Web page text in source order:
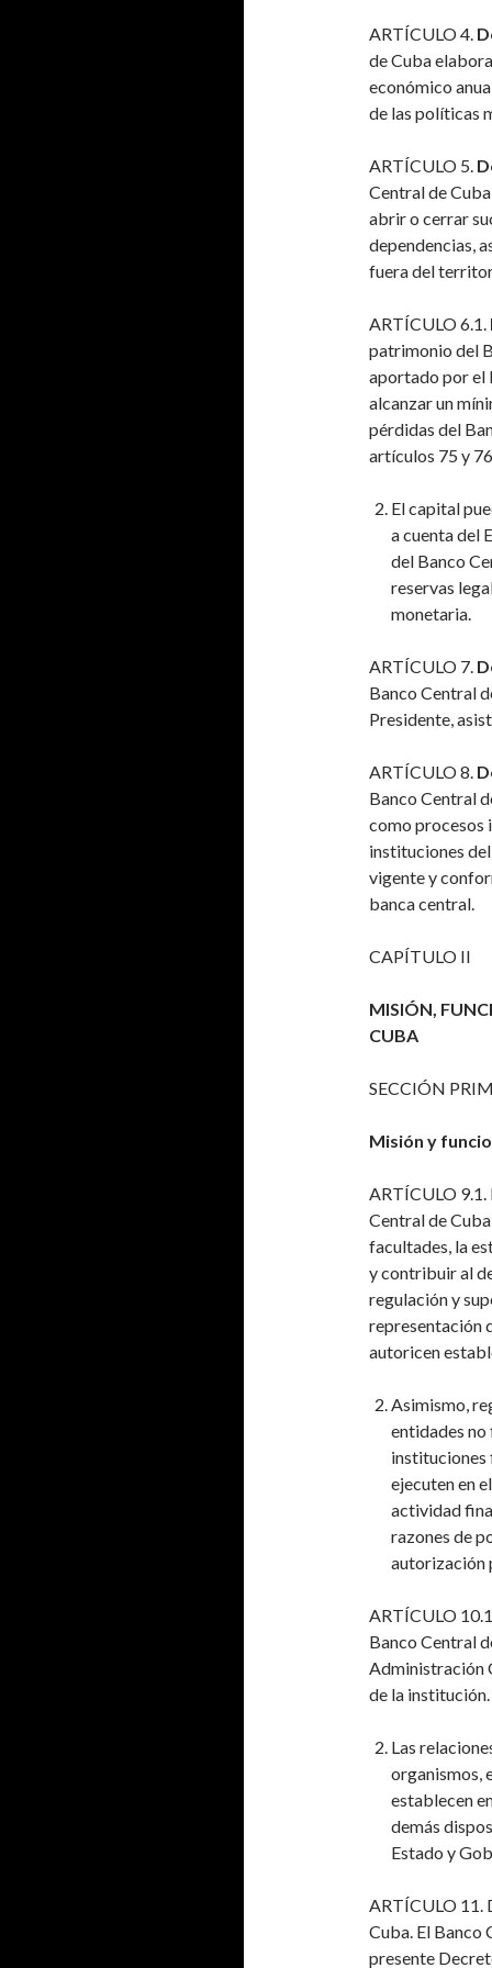
ARTÍCULO 4.
de Cuba
económico
de las políticas
ARTÍCULO 5.
Central de
abrir o cerrar
dependencias,
fuera del
ARTÍCULO 6.1.
patrimonio del
aportado por el
alcanzar un
pérdidas del
artículos 75 y
El capital
a cuenta del
del Banco
reservas
monetaria.
ARTÍCULO 7.
Banco Central
Presidente,
ARTÍCULO 8.
Banco Central
como procesos
instituciones
vigente y
banca central.
CAPÍTULO II
MISIÓN,
CUBA
SECCIÓN
Misión y
ARTÍCULO 9.1.
Central de
facultades, la
y contribuir al
regulación y
representación
autoricen
Asimismo,
entidades no
instituciones
ejecuten en
actividad
razones de
autorización
ARTÍCULO
Banco Central
Administración
de la institución.
Las
organismos,
establecen
demás
Estado y
ARTÍCULO 11.
Cuba. El Banco
presente